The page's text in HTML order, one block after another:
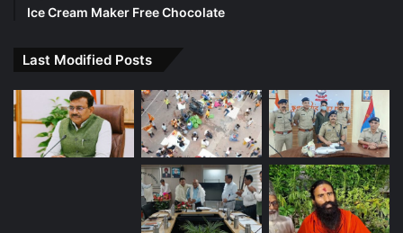
Ice Cream Maker Free Chocolate
Last Modified Posts